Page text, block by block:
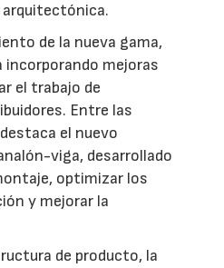
de la nueva gama,
incorporando mejoras
el trabajo de
Entre las
el nuevo
viga, desarrollado
optimizar los
y mejorar la
de producto, la